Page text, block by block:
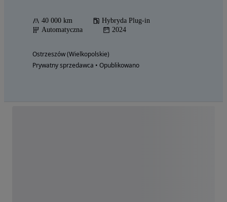
40 000 km
Hybryda Plug-in
Automatyczna
2024
Ostrzeszów (Wielkopolskie)
Prywatny sprzedawca • Opublikowano